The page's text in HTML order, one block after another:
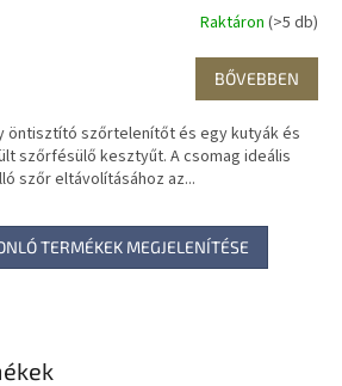
Raktáron (>5 db)
BŐVEBBEN
öntisztító szőrtelenítőt és egy kutyák és
szőrfésülő kesztyűt. A csomag ideális
szőr eltávolításához az...
TERMÉKEK MEGJELENÍTÉSE